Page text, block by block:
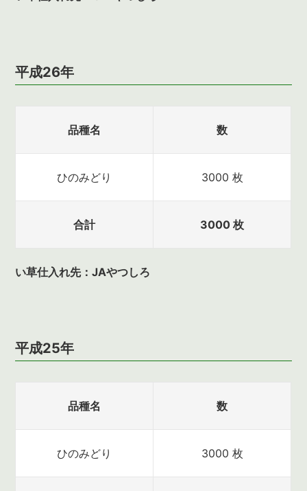
平成26年
品種名 数
ひのみどり 3000 枚
合計 3000 枚
い草仕入れ先：JAやつしろ
平成25年
品種名 数
ひのみどり 3000 枚